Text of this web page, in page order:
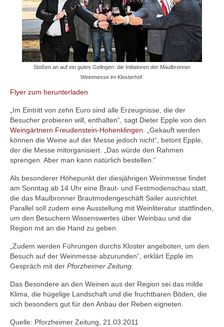
Stoßen an auf ein gutes Gelingen: die Initiatoren der Maulbronner
Weinmesse im Klosterhof.
Flyer zum herunterladen
„Im Eintritt von zehn Euro sind alle Erzeugnisse, die der
Besucher probieren will, enthalten“, sagt Dieter Epple von den
Weingärtnern Freudenstein-Hohenklingen . „Gekauft werden
können die Weine auf der Messe jedoch nicht“, betont Epple,
der die Messe mitorganisiert. „Das würde den Rahmen
sprengen. Aber man kann natürlich bestellen.“
Als besonderer Höhepunkt der diesjährigen Weinmesse findet
am Sonntag ab 14 Uhr eine Braut- und Festmodenschau statt,
die das Maulbronner Brautmodengeschäft Sailer ausrichtet.
Parallel soll zudem eine Ausstellung mit Weinliteratur stattfinden,
um den Besuchern Wissenswertes über Weinbau und die
Region mit an die Hand zu geben.
„Zudem werden Führungen durchs Kloster angeboten, um den
Besuch auf der Weinmesse abzurunden“, erklärt Epple im
Gespräch mit der Pforzheimer Zeitung
Das Besondere an den Weinen aus der Region sei das milde
Klima, die hügelige Landschaft und die fruchtbaren Böden, die
sich besonders gut für den Anbau der Reben eigneten.
Quelle: Pforzheimer Zeitung, 21.03.2011